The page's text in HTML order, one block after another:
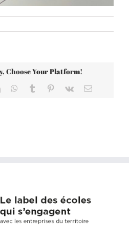
Choose Your Platform!
LinkedInWhatsApp
Tumblr Pinterest
Vk Email